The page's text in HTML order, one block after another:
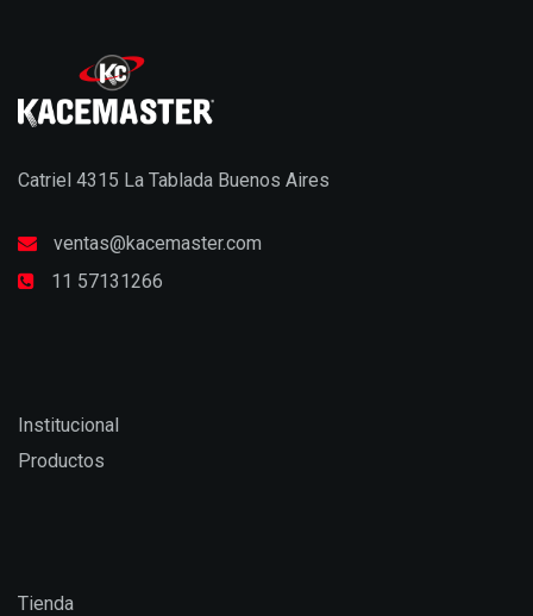
Catriel 4315 La Tablada Buenos Aires
ventas@kacemaster.com
11 57131266
Institucional
Productos
Tienda